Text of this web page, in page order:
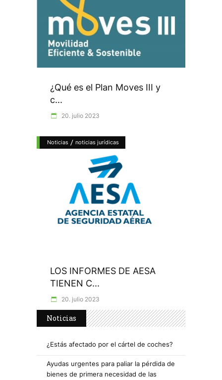
¿Qué es el Plan Moves III y
c...
20. julio 2023
Noticias / noticias jurídicas
LOS INFORMES DE AESA
TIENEN C...
20. julio 2023
Noticias
¿Estás afectado por el cártel de coches?
Ayudas urgentes para paliar la pérdida de
bienes de primera necesidad de las